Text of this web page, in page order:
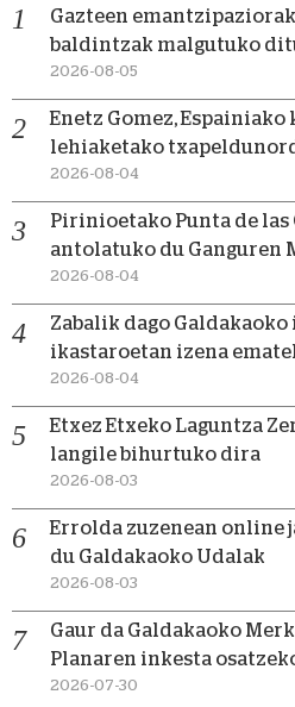
Gazteen
baldintzak malgutuko
2026-08-05
Enetz Gomez,
lehiaketako
2026-08-04
Pirinioetako Punta de
antolatuko du Ganguren
2026-08-04
Zabalik dago
ikastaroetan izena
2026-08-04
Etxez Etxeko Laguntza
langile bihurtuko dira
2026-08-03
Errolda zuzenean online
du Galdakaoko Udalak
2026-08-03
Gaur da Galdakaoko
Planaren inkesta
2026-07-30